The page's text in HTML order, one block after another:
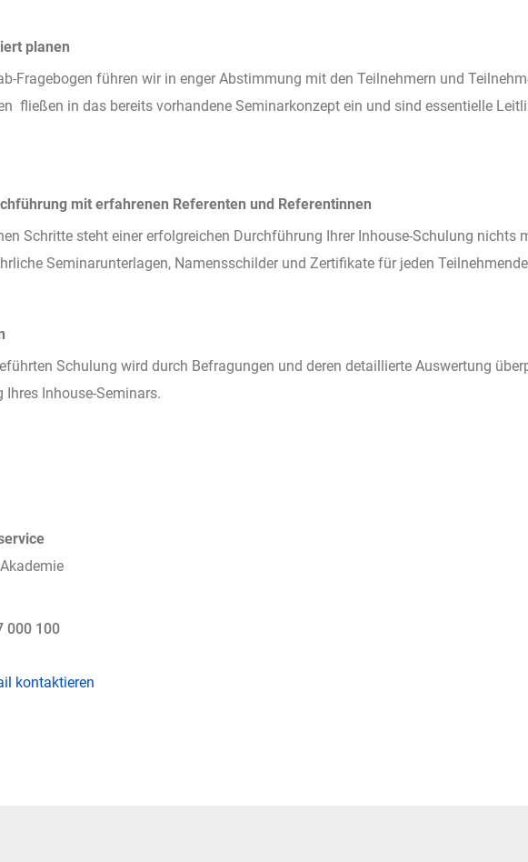
planen
Fragebogen führen wir in enger Abstimmung mit den Teilnehmern und
fließen in das bereits vorhandene Seminarkonzept ein und sind essentielle
mit erfahrenen Referenten und Referentinnen
Schritte steht einer erfolgreichen Durchführung Ihrer Inhouse-Schulung nichts
Seminarunterlagen, Namensschilder und Zertifikate für jeden
Schulung wird durch Befragungen und deren detaillierte Auswertung
Inhouse-Seminars.
000 100
kontaktieren